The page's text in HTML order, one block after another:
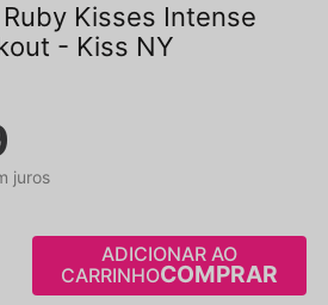
Kisses Intense
- Kiss NY
juros
ADICIONAR AO
CARRINHO